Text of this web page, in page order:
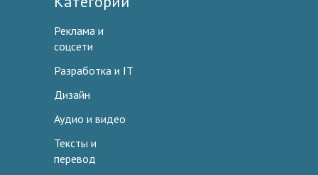
Реклама и
соцсети
Разработка и IT
Дизайн
Аудио и видео
Тексты и
перевод